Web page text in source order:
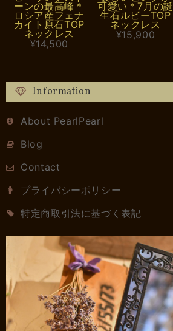
ーンの最高峰＊
ロシア産フェナ
カイト原石TOP
ネックレス
¥14,500
可愛い＊7月の誕
生石ルビーTOP
ネックレス
¥15,900
Information
About PearlPearl
Blog
Contact
プライバシーポリシー
特定商取引法に基づく表記